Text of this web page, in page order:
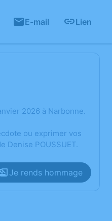
E-mail Lien
2026 à Narbonne.
ou exprimer vos
Denise POUSSUET.
Je rends hommage